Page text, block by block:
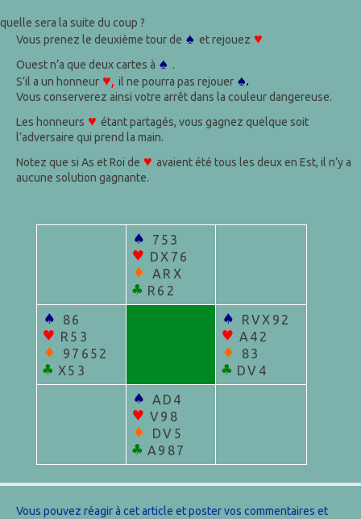
quelle sera la suite du coup ?
Vous prenez le deuxième tour de ♠ et rejouez ♥
Ouest n’a que deux cartes à ♠ .
S’il a un honneur ♥, il ne pourra pas rejouer ♠.
Vous conserverez ainsi votre arrêt dans la couleur dangereuse.
Les honneurs ♥ étant partagés, vous gagnez quelque soit
l’adversaire qui prend la main.
Notez que si As et Roi de ♥ avaient été tous les deux en Est, il n’y a
aucune solution gagnante.
♠ 753
♥ DX76
♦ ARX
♣ R62
♠ 86
♥ R53
♦ 97652
♣ X53
♠ RVX92
♥ A42
♦ 83
♣ DV4
♠ AD4
♥ V98
♦ DV5
♣ A987
Vous pouvez réagir à cet article et poster vos commentaires et